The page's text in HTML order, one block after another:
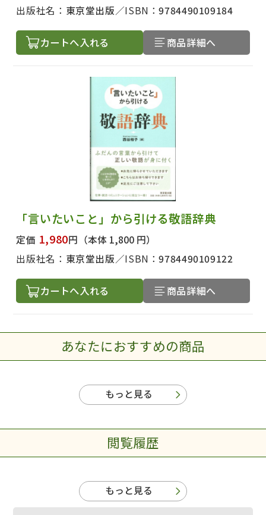
出版社名： 東京堂出版 ISBN：9784490109184
カートへ入れる 商品詳細へ
「言いたいこと」から引ける敬語辞典
定価 1,980円 （本体 1,800 円）
出版社名： 東京堂出版 ISBN：9784490109122
カートへ入れる 商品詳細へ
あなたにおすすめの商品
もっと見る
閲覧履歴
もっと見る